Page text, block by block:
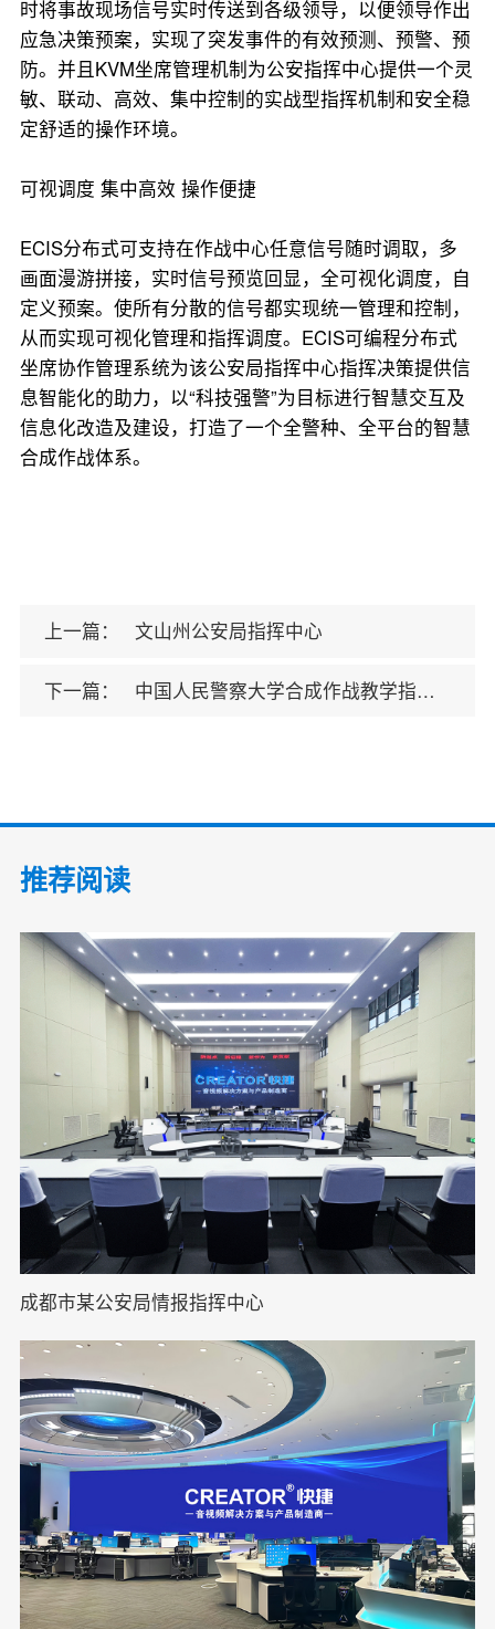
时将事故现场信号实时传送到各级领导，以便领导作出
应急决策预案，实现了突发事件的有效预测、预警、预
防。并且KVM坐席管理机制为公安指挥中心提供一个灵
敏、联动、高效、集中控制的实战型指挥机制和安全稳
定舒适的操作环境。
可视调度 集中高效 操作便捷
ECIS分布式可支持在作战中心任意信号随时调取，多
画面漫游拼接，实时信号预览回显，全可视化调度，自
定义预案。使所有分散的信号都实现统一管理和控制，
从而实现可视化管理和指挥调度。ECIS可编程分布式
坐席协作管理系统为该公安局指挥中心指挥决策提供信
息智能化的助力，以“科技强警”为目标进行智慧交互及
信息化改造及建设，打造了一个全警种、全平台的智慧
合成作战体系。
上一篇： 文山州公安局指挥中心
下一篇： 中国人民警察大学合成作战教学指挥中心
推荐阅读
成都市某公安局情报指挥中心